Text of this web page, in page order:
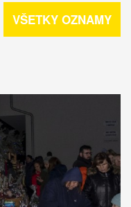
VŠETKY OZNAMY